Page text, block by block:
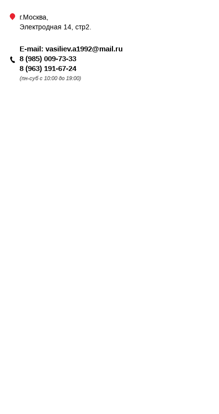
г.Москва,
Электродная 14, стр2.
E-mail: vasiliev.a1992@mail.ru
8 (985) 009-73-33
8 (963) 191-67-24
(пн-суб с 10:00 до 19:00)